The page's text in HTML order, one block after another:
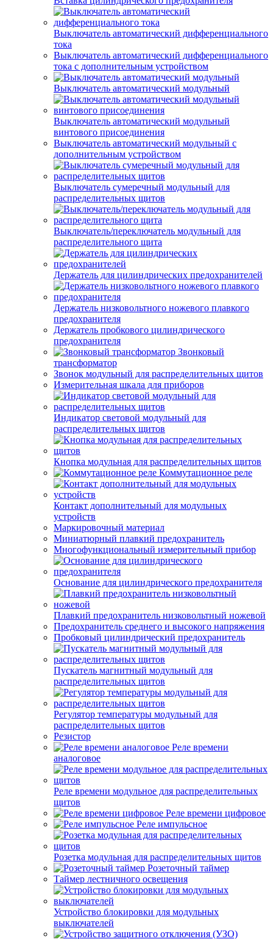
Выключатель автоматический дифференциального
тока
Выключатель автоматический дифференциального
тока с дополнительным устройством
Выключатель автоматический модульный
Выключатель автоматический модульный
винтового присоединения
Выключатель автоматический модульный с
дополнительным устройством
Выключатель сумеречный модульный для
распределительных щитов
Выключатель/переключатель модульный для
распределительного щита
Держатель для цилиндрических предохранителей
Держатель низковольтного ножевого плавкого
предохранителя
Держатель пробкового цилиндрического
предохранителя
Звонковый
трансформатор
Звонок модульный для распределительных щитов
Измерительная шкала для приборов
Индикатор световой модульный для
распределительных щитов
Кнопка модульная для распределительных щитов
Коммутационное реле
Контакт дополнительный для модульных
устройств
Маркировочный материал
Миниатюрный плавкий предохранитель
Многофункциональный измерительный прибор
Основание для цилиндрического предохранителя
Плавкий предохранитель низковольтный ножевой
Предохранитель среднего и высокого напряжения
Пробковый цилиндрический предохранитель
Пускатель магнитный модульный для
распределительных щитов
Регулятор температуры модульный для
распределительных щитов
Резистор
Реле времени
аналоговое
Реле времени модульное для распределительных
щитов
Реле времени цифровое
Реле импульсное
Розетка модульная для распределительных щитов
Розеточный таймер
Таймер лестничного освещения
Устройство блокировки для модульных
выключателей